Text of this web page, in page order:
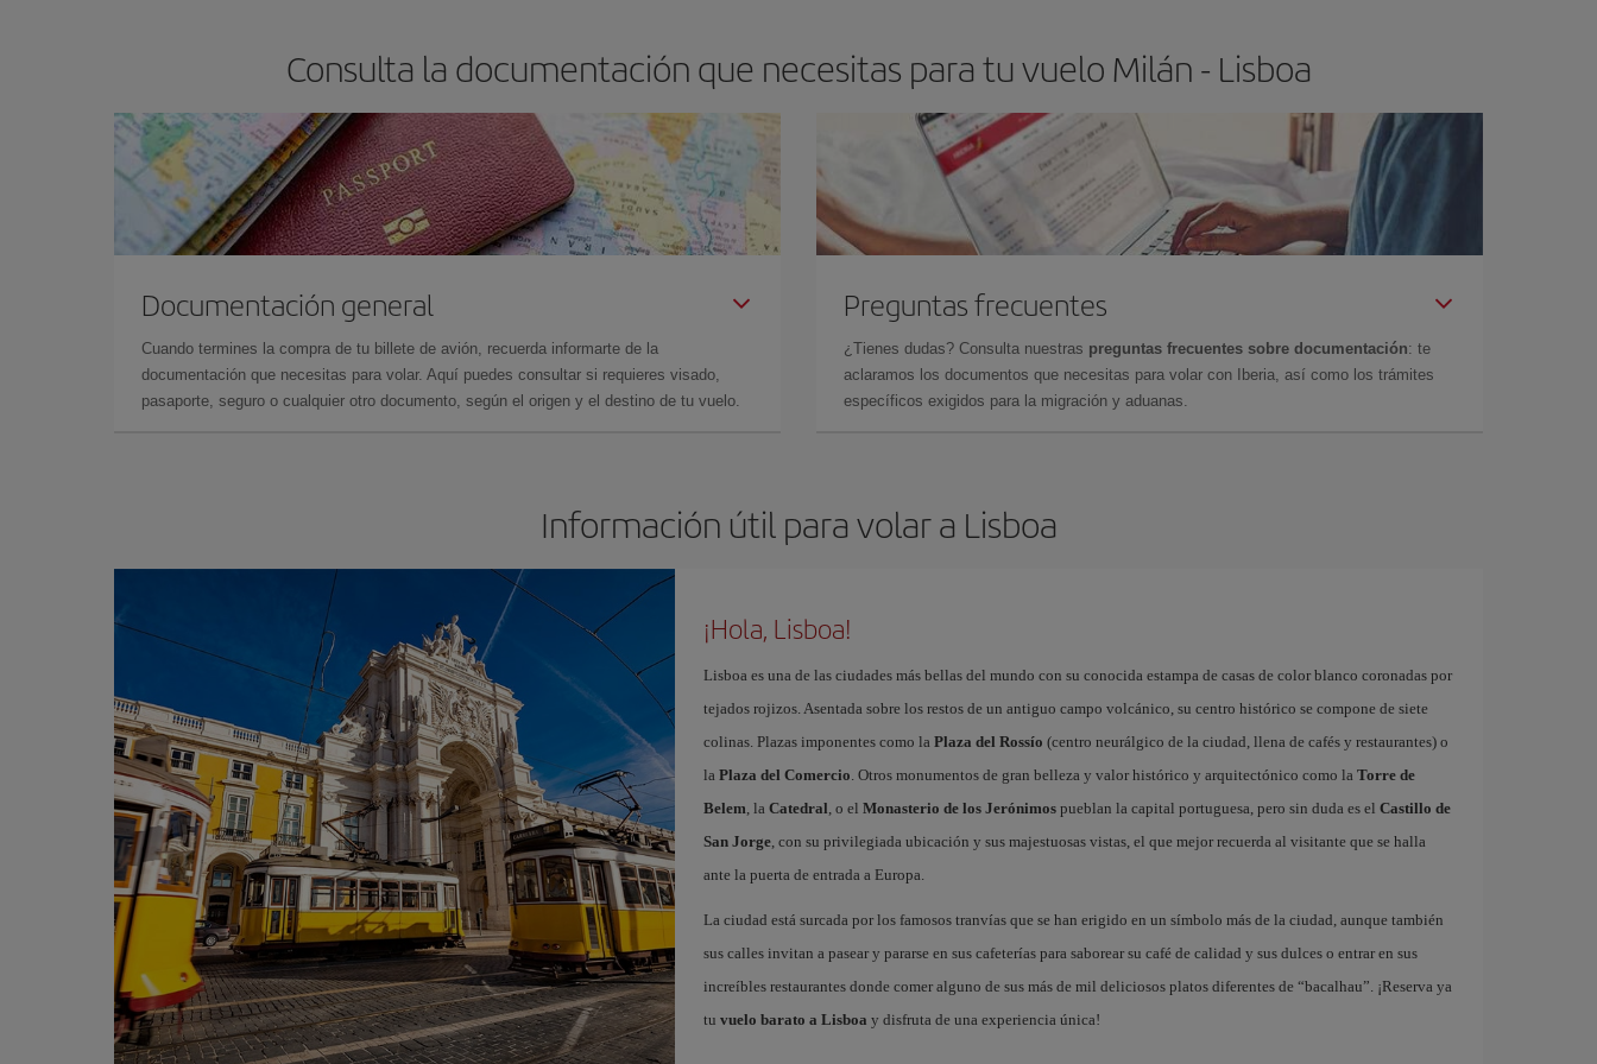
Consulta la documentación que necesitas para tu vuelo Milán - Lisboa
Documentación general
Cuando termines la compra de tu billete de avión, recuerda informarte de la
documentación que necesitas para volar. Aquí puedes consultar si requieres visado,
pasaporte, seguro o cualquier otro documento, según el origen y el destino de tu vuelo.
Preguntas frecuentes
¿Tienes dudas? Consulta nuestras preguntas frecuentes sobre documentación: te
aclaramos los documentos que necesitas para volar con Iberia, así como los trámites
específicos exigidos para la migración y aduanas.
Información útil para volar a Lisboa
¡Hola, Lisboa!
Lisboa es una de las ciudades más bellas del mundo con su conocida estampa de casas de color blanco coronadas por
tejados rojizos. Asentada sobre los restos de un antiguo campo volcánico, su centro histórico se compone de siete
colinas. Plazas imponentes como la Plaza del Rossío (centro neurálgico de la ciudad, llena de cafés y restaurantes) o
la Plaza del Comercio. Otros monumentos de gran belleza y valor histórico y arquitectónico como la Torre de
Belem, la Catedral, o el Monasterio de los Jerónimospueblan la capital portuguesa, pero sin duda es el Castillo de
San Jorge, con su privilegiada ubicación y sus majestuosas vistas, el que mejor recuerda al visitante que se halla
ante la puerta de entrada a Europa.
La ciudad está surcada por los famosos tranvías que se han erigido en un símbolo más de la ciudad, aunque también
sus calles invitan a pasear y pararse en sus cafeterías para saborear su café de calidad y sus dulces o entrar en sus
increíbles restaurantes donde comer alguno de sus más de mil deliciosos platos diferentes de “bacalhau”. ¡Reserva ya
tu vuelo barato a Lisboa y disfruta de una experiencia única!